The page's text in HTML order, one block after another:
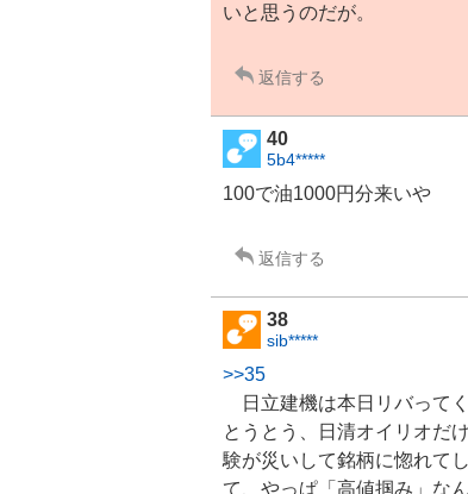
いと思うのだが。
返信する
40
5b4*****
100で油1000円分来いや
返信する
38
sib*****
>>35
日立建機は本日リバって
とうとう、日清オイリオ
験が災いして銘柄に惚れ
て、やっぱ「高値掴み」